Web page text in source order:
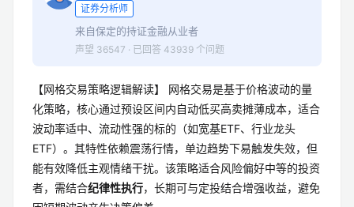
证券分析师
来自保定的持证金融从业者
声望 36547 · 已回答 43939 个问题
【网格交易策略逻辑解读】 网格交易是基于价格波动的量
化策略，核心通过预设区间内自动低买高卖摊薄成本，适合
波动率适中、流动性强的标的（如宽基ETF、行业龙头
ETF）。其特性依赖震荡行情，单边趋势下易触发失效，但
能有效降低主观情绪干扰。该策略适合风险偏好中等的投资
者，需结合纪律性执行，长期可与定投结合增强收益，避免